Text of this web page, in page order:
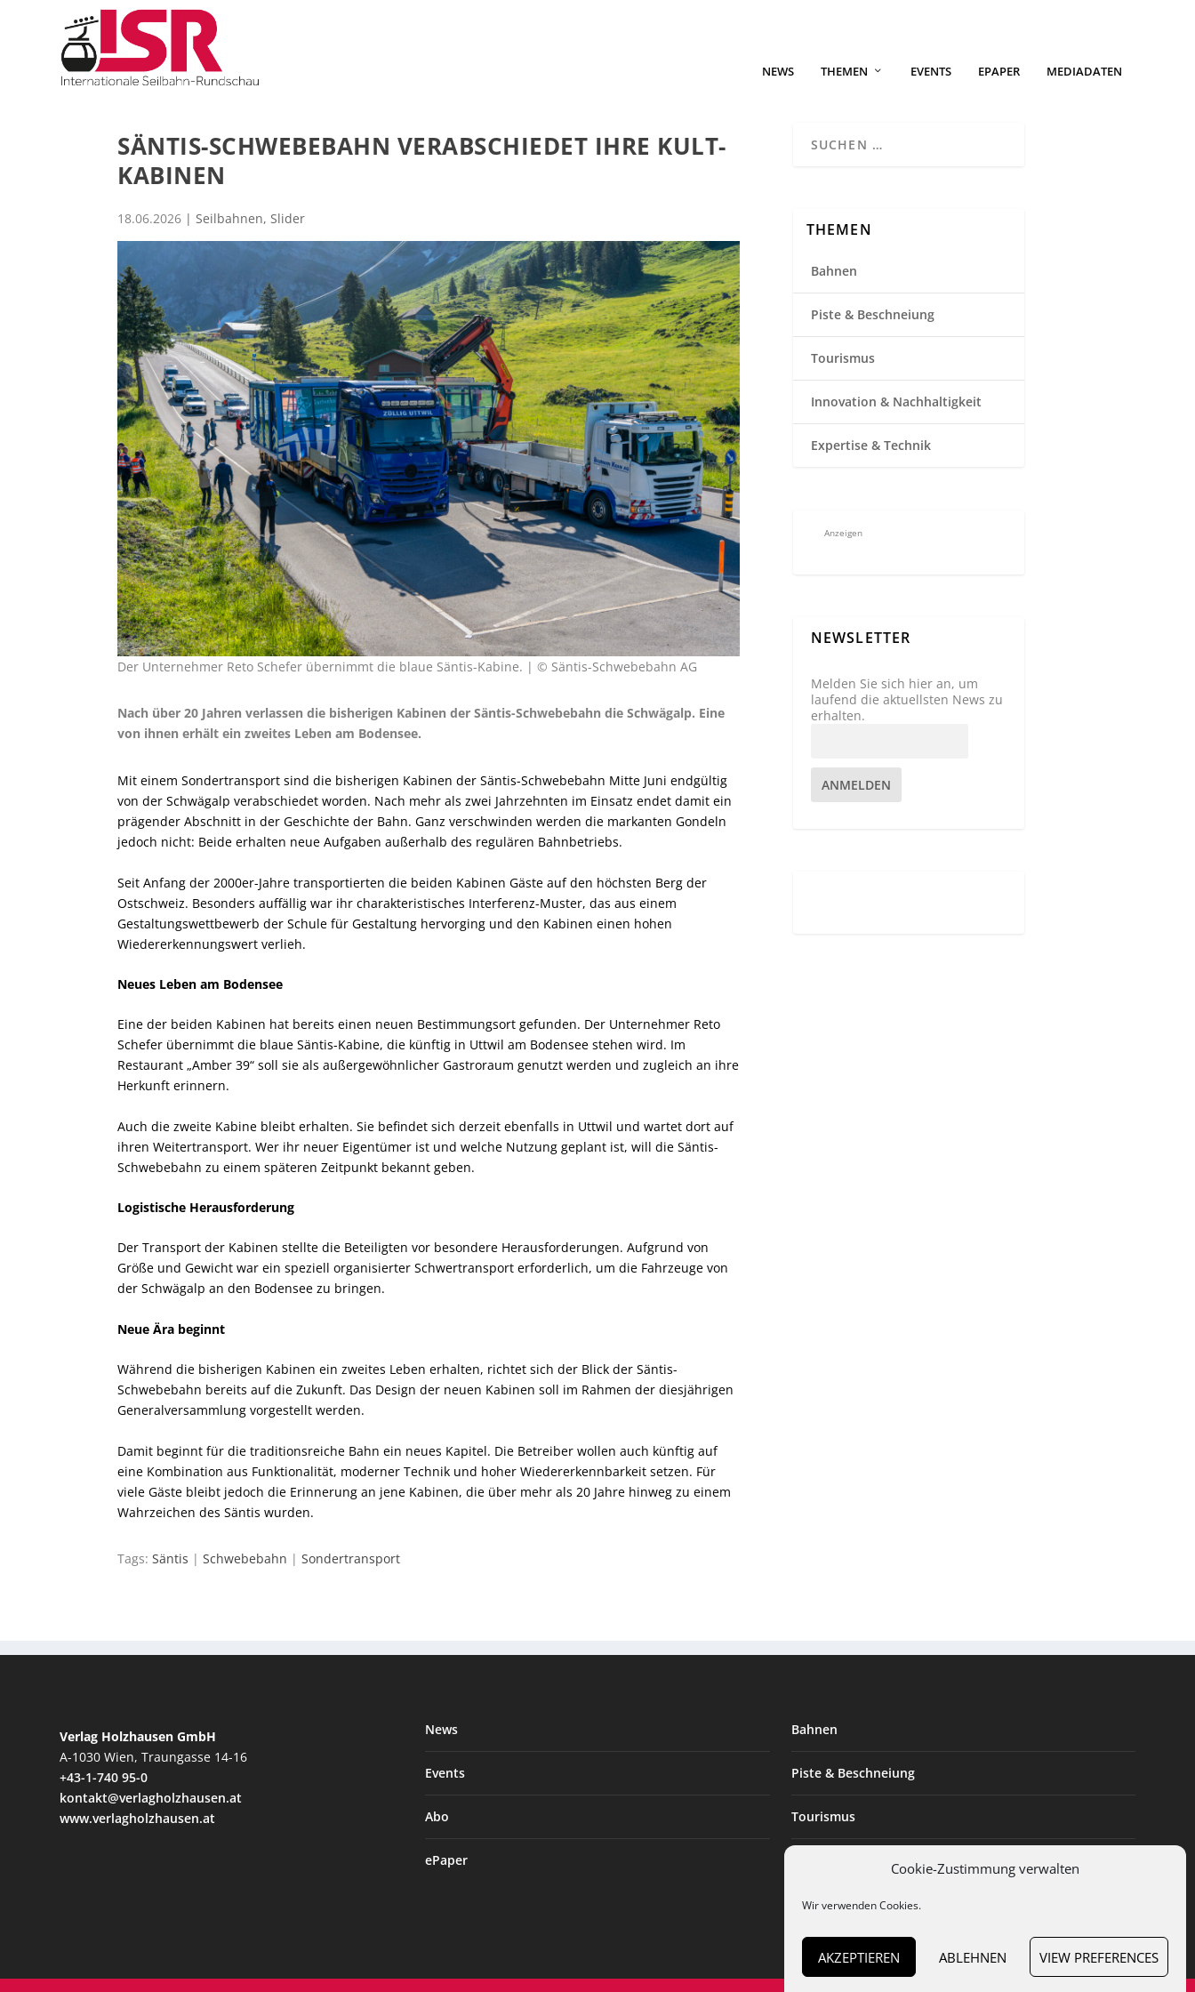
Cookie-Zustimmung verwalten
Wir verwenden Cookies.
AKZEPTIEREN ABLEHNEN VIEW PREFERENCES
NEWS THEMEN EVENTS EPAPER MEDIADATEN
SÄNTIS-SCHWEBEBAHN VERABSCHIEDET IHRE KULT-
KABINEN
18.06.2026 | Seilbahnen, Slider
Der Unternehmer Reto Schefer übernimmt die blaue Säntis-Kabine. | © Säntis-Schwebebahn AG
Nach über 20 Jahren verlassen die bisherigen Kabinen der Säntis-Schwebebahn die Schwägalp. Eine
von ihnen erhält ein zweites Leben am Bodensee.
Mit einem Sondertransport sind die bisherigen Kabinen der Säntis-Schwebebahn Mitte Juni endgültig
von der Schwägalp verabschiedet worden. Nach mehr als zwei Jahrzehnten im Einsatz endet damit ein
prägender Abschnitt in der Geschichte der Bahn. Ganz verschwinden werden die markanten Gondeln
jedoch nicht: Beide erhalten neue Aufgaben außerhalb des regulären Bahnbetriebs.
Seit Anfang der 2000er-Jahre transportierten die beiden Kabinen Gäste auf den höchsten Berg der
Ostschweiz. Besonders auffällig war ihr charakteristisches Interferenz-Muster, das aus einem
Gestaltungswettbewerb der Schule für Gestaltung hervorging und den Kabinen einen hohen
Wiedererkennungswert verlieh.
Neues Leben am Bodensee
Eine der beiden Kabinen hat bereits einen neuen Bestimmungsort gefunden. Der Unternehmer Reto
Schefer übernimmt die blaue Säntis-Kabine, die künftig in Uttwil am Bodensee stehen wird. Im
Restaurant „Amber 39“ soll sie als außergewöhnlicher Gastroraum genutzt werden und zugleich an ihre
Herkunft erinnern.
Auch die zweite Kabine bleibt erhalten. Sie befindet sich derzeit ebenfalls in Uttwil und wartet dort auf
ihren Weitertransport. Wer ihr neuer Eigentümer ist und welche Nutzung geplant ist, will die Säntis-
Schwebebahn zu einem späteren Zeitpunkt bekannt geben.
Logistische Herausforderung
Der Transport der Kabinen stellte die Beteiligten vor besondere Herausforderungen. Aufgrund von
Größe und Gewicht war ein speziell organisierter Schwertransport erforderlich, um die Fahrzeuge von
der Schwägalp an den Bodensee zu bringen.
Neue Ära beginnt
Während die bisherigen Kabinen ein zweites Leben erhalten, richtet sich der Blick der Säntis-
Schwebebahn bereits auf die Zukunft. Das Design der neuen Kabinen soll im Rahmen der diesjährigen
Generalversammlung vorgestellt werden.
Damit beginnt für die traditionsreiche Bahn ein neues Kapitel. Die Betreiber wollen auch künftig auf
eine Kombination aus Funktionalität, moderner Technik und hoher Wiedererkennbarkeit setzen. Für
viele Gäste bleibt jedoch die Erinnerung an jene Kabinen, die über mehr als 20 Jahre hinweg zu einem
Wahrzeichen des Säntis wurden.
Tags: Säntis | Schwebebahn | Sondertransport
THEMEN
Bahnen
Piste & Beschneiung
Tourismus
Innovation & Nachhaltigkeit
Expertise & Technik
Anzeigen
NEWSLETTER
Melden Sie sich hier an, um
laufend die aktuellsten News zu
erhalten.
ANMELDEN
Verlag Holzhausen GmbH
A-1030 Wien, Traungasse 14-16
+43-1-740 95-0
kontakt@verlagholzhausen.at
www.verlagholzhausen.at
News
Events
Abo
ePaper
Bahnen
Piste & Beschneiung
Tourismus
Innovation & Nachhaltigkeit
Expertise & Technik